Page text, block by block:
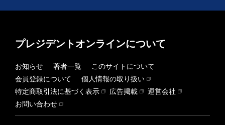
プレジデントオンラインについて
お知らせ 著者一覧
このサイトについて
会員登録について
個人情報の取り扱い
特定商取引法に基づく表示
広告掲載
運営会社
お問い合わせ